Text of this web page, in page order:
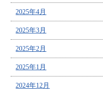
2025年4月
2025年3月
2025年2月
2025年1月
2024年12月